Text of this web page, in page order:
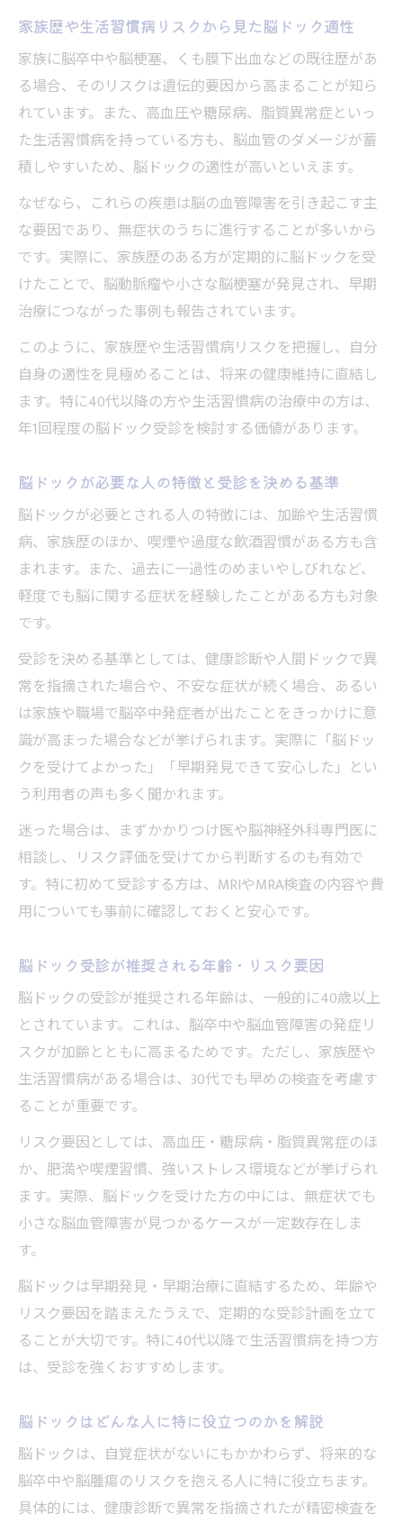
家族歴や生活習慣病リスクから見た脳ドック適性
家族に脳卒中や脳梗塞、くも膜下出血などの既往歴があ
る場合、そのリスクは遺伝的要因から高まることが知ら
れています。また、高血圧や糖尿病、脂質異常症といっ
た生活習慣病を持っている方も、脳血管のダメージが蓄
積しやすいため、脳ドックの適性が高いといえます。
なぜなら、これらの疾患は脳の血管障害を引き起こす主
な要因であり、無症状のうちに進行することが多いから
です。実際に、家族歴のある方が定期的に脳ドックを受
けたことで、脳動脈瘤や小さな脳梗塞が発見され、早期
治療につながった事例も報告されています。
このように、家族歴や生活習慣病リスクを把握し、自分
自身の適性を見極めることは、将来の健康維持に直結し
ます。特に40代以降の方や生活習慣病の治療中の方は、
年1回程度の脳ドック受診を検討する価値があります。
脳ドックが必要な人の特徴と受診を決める基準
脳ドックが必要とされる人の特徴には、加齢や生活習慣
病、家族歴のほか、喫煙や過度な飲酒習慣がある方も含
まれます。また、過去に一過性のめまいやしびれなど、
軽度でも脳に関する症状を経験したことがある方も対象
です。
受診を決める基準としては、健康診断や人間ドックで異
常を指摘された場合や、不安な症状が続く場合、あるい
は家族や職場で脳卒中発症者が出たことをきっかけに意
識が高まった場合などが挙げられます。実際に「脳ドッ
クを受けてよかった」「早期発見できて安心した」とい
う利用者の声も多く聞かれます。
迷った場合は、まずかかりつけ医や脳神経外科専門医に
相談し、リスク評価を受けてから判断するのも有効で
す。特に初めて受診する方は、MRIやMRA検査の内容や費
用についても事前に確認しておくと安心です。
脳ドック受診が推奨される年齢・リスク要因
脳ドックの受診が推奨される年齢は、一般的に40歳以上
とされています。これは、脳卒中や脳血管障害の発症リ
スクが加齢とともに高まるためです。ただし、家族歴や
生活習慣病がある場合は、30代でも早めの検査を考慮す
ることが重要です。
リスク要因としては、高血圧・糖尿病・脂質異常症のほ
か、肥満や喫煙習慣、強いストレス環境などが挙げられ
ます。実際、脳ドックを受けた方の中には、無症状でも
小さな脳血管障害が見つかるケースが一定数存在しま
す。
脳ドックは早期発見・早期治療に直結するため、年齢や
リスク要因を踏まえたうえで、定期的な受診計画を立て
ることが大切です。特に40代以降で生活習慣病を持つ方
は、受診を強くおすすめします。
脳ドックはどんな人に特に役立つのかを解説
脳ドックは、自覚症状がないにもかかわらず、将来的な
脳卒中や脳腫瘍のリスクを抱える人に特に役立ちます。
具体的には、健康診断で異常を指摘されたが精密検査を